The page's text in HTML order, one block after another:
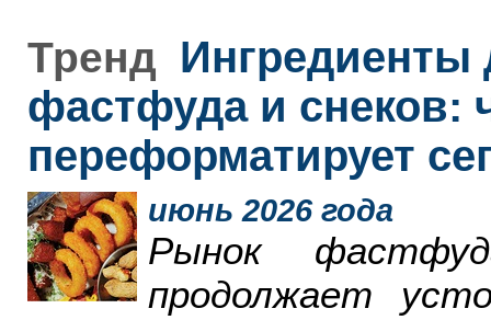
Тренд Ингредиенты
фастфуда и снеков:
переформатирует
июнь 2026 года
Рынок
продолжает